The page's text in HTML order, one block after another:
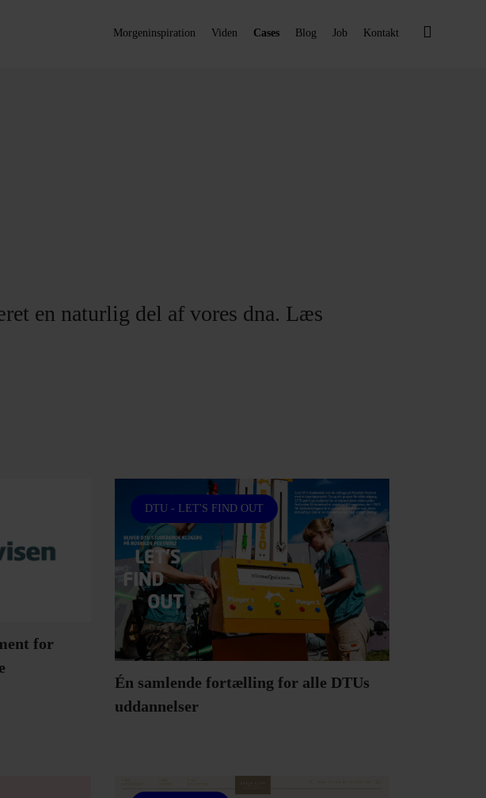
Morgeninspiration Viden Cases Blog Job Kontakt
en naturlig del af vores dna. Læs
for
DTU - LET'S FIND OUT
Én samlende fortælling for alle DTUs
uddannelser